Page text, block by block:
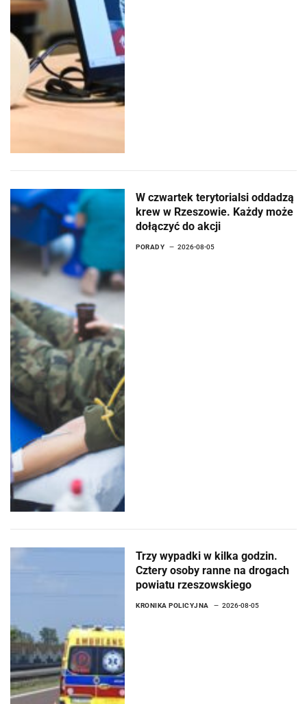
W czwartek terytorialsi oddadzą
krew w Rzeszowie. Każdy może
dołączyć do akcji
PORADY 2026-08-05
Trzy wypadki w kilka godzin.
Cztery osoby ranne na drogach
powiatu rzeszowskiego
KRONIKA POLICYJNA 2026-08-05